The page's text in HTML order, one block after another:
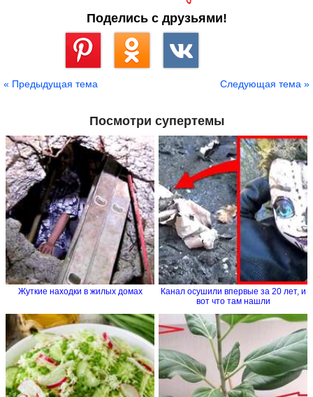
Поделись с друзьями!
« Предыдущая тема Следующая тема »
Посмотри супертемы
Жуткие находки в жилых домах
Канал осушили впервые за 20 лет, и
вот что там нашли